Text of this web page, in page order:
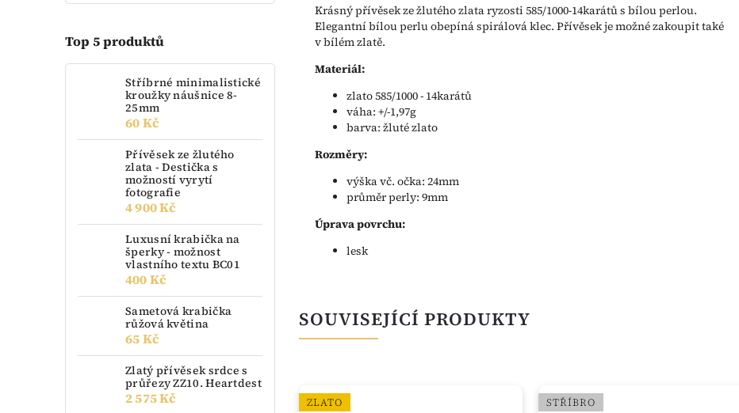
Top 5 produktů
Stříbrné minimalistické
kroužky náušnice 8-
25mm
60 Kč
Přívěsek ze žlutého
zlata - Destička s
možností vyrytí
fotografie
4 900 Kč
Luxusní krabička na
šperky - možnost
vlastního textu BC01
400 Kč
Sametová krabička
růžová květina
65 Kč
Zlatý přívěsek srdce s
průřezy ZZ10. Heartdest
2 575 Kč
Krásný přívěsek ze žlutého zlata ryzosti 585/1000-14karátů s bílou perlou.
Elegantní bílou perlu obepíná spirálová klec. Přívěsek je možné zakoupit také
v bílém zlatě.
Materiál:
zlato 585/1000 - 14karátů
váha: +/-1,97g
barva: žluté zlato
Rozměry:
výška vč. očka: 24mm
průměr perly: 9mm
Úprava povrchu:
lesk
SOUVISEJÍCÍ PRODUKTY
ZLATO STŘÍBRO